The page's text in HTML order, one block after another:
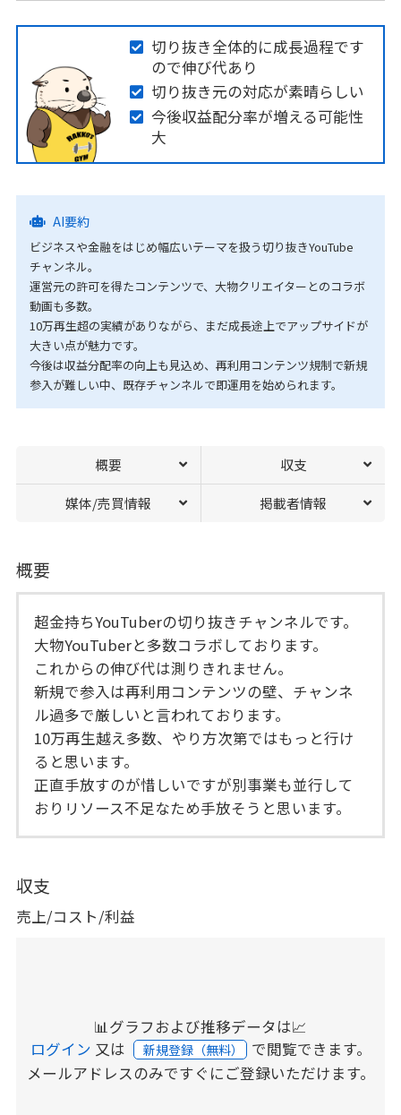
切り抜き全体的に成長過程です
ので伸び代あり
切り抜き元の対応が素晴らしい
今後収益配分率が増える可能性
大
AI要約
ビジネスや金融をはじめ幅広いテーマを扱う切り抜きYouTube
チャンネル。
運営元の許可を得たコンテンツで、大物クリエイターとのコラボ
動画も多数。
10万再生超の実績がありながら、まだ成長途上でアップサイドが
大きい点が魅力です。
今後は収益分配率の向上も見込め、再利用コンテンツ規制で新規
参入が難しい中、既存チャンネルで即運用を始められます。
概要 収支
媒体/売買情報 掲載者情報
概要
超金持ちYouTuberの切り抜きチャンネルです。
大物YouTuberと多数コラボしております。
これからの伸び代は測りきれません。
新規で参入は再利用コンテンツの壁、チャンネ
ル過多で厳しいと言われております。
10万再生越え多数、やり方次第ではもっと行け
ると思います。
正直手放すのが惜しいですが別事業も並行して
おりリソース不足なため手放そうと思います。
収支
売上/コスト/利益
📊グラフおよび推移データは📈
ログイン 又は 新規登録（無料） で閲覧できます。
メールアドレスのみですぐにご登録いただけます。